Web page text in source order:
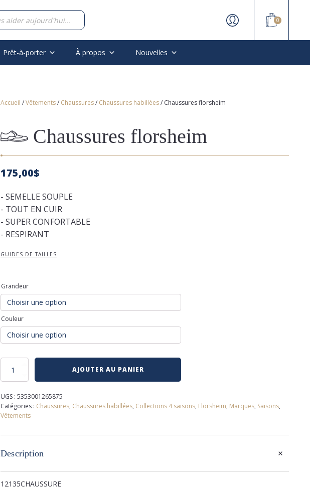
0
Prêt-à-porter À propos Nouvelles
Accueil /Vêtements/ Chaussures/ Chaussures habillées/ Chaussures florsheim
Chaussures florsheim
175,00$
- SEMELLE SOUPLE
- TOUT EN CUIR
- SUPER CONFORTABLE
- RESPIRANT
GUIDES DE TAILLES
Grandeur
Couleur
quantité
florsheim
AJOUTER AU PANIER
UGS : 5353001265875
Catégories : Chaussures, Chaussures habillées, Collections 4 saisons, Florsheim, Marques, Saisons,
Vêtements
Description +
12135CHAUSSURE